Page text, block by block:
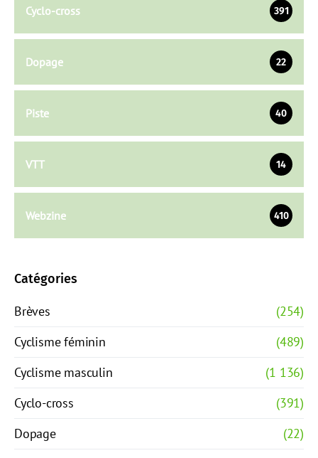
Cyclo-cross 391
Dopage 22
Piste 40
VTT 14
Webzine 410
Catégories
Brèves
(254)
Cyclisme féminin
(489)
Cyclisme masculin
(1 136)
Cyclo-cross
(391)
Dopage
(22)